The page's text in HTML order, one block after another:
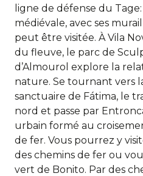
ligne de défense du
médiévale, avec ses
peut être visitée. À Vila
du fleuve, le parc de
d’Almourol explore la
nature. Se tournant vers
sanctuaire de Fátima, le
nord et passe par
urbain formé au
de fer. Vous pourrez y
des chemins de fer ou
vert de Bonito. Par des